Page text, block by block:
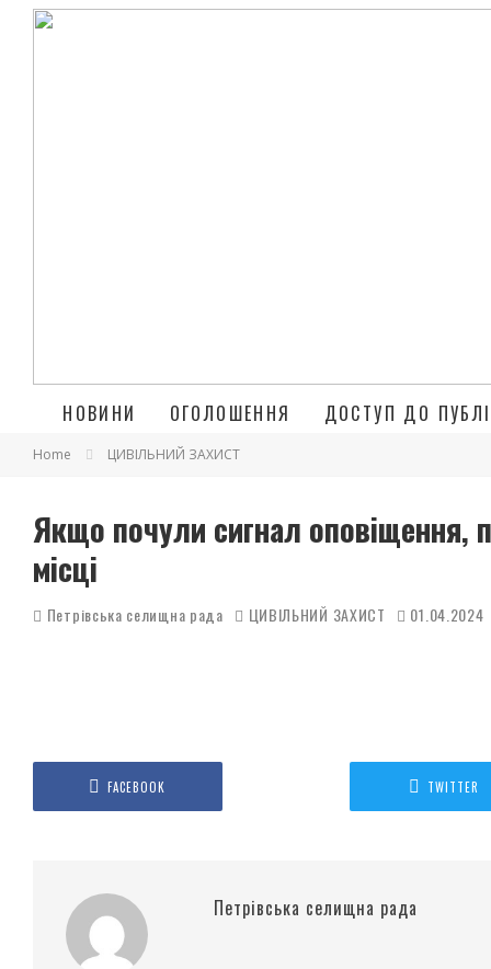
НОВИНИ ОГОЛОШЕННЯ ДОСТУП ДО
Home ЦИВІЛЬНИЙ ЗАХИСТ
Якщо почули сигнал оповіщення,
місці
Петрівська селищна рада ЦИВІЛЬНИЙ ЗАХИСТ 01.04.2024
FACEBOOK TWITTER
Петрівська селищна рада